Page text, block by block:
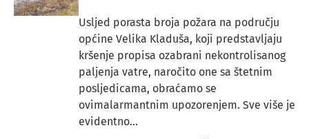
Usljed porasta broja požara na području
općine Velika Kladuša, koji predstavljaju
kršenje propisa ozabrani nekontrolisanog
paljenja vatre, naročito one sa štetnim
posljedicama, obraćamo se
ovimalarmantnim upozorenjem. Sve više je
evidentno...